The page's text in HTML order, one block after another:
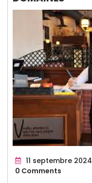
11 septembre 2024
0 Comments